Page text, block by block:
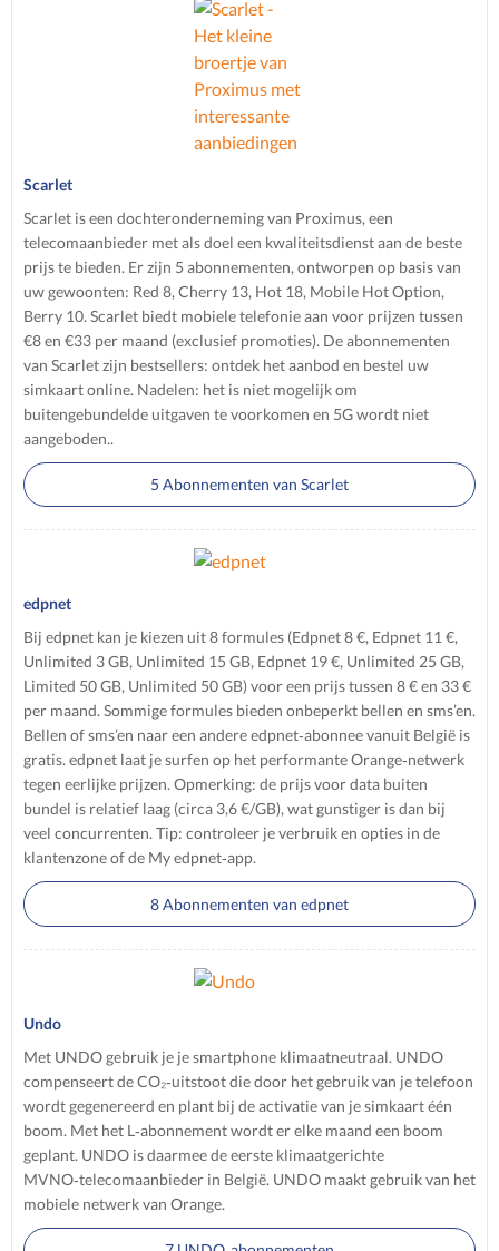
Scarlet
Scarlet is een dochteronderneming van Proximus, een
telecomaanbieder met als doel een kwaliteitsdienst aan de beste
prijs te bieden. Er zijn 5 abonnementen, ontworpen op basis van
uw gewoonten: Red 8, Cherry 13, Hot 18, Mobile Hot Option,
Berry 10. Scarlet biedt mobiele telefonie aan voor prijzen tussen
€8 en €33 per maand (exclusief promoties). De abonnementen
van Scarlet zijn bestsellers: ontdek het aanbod en bestel uw
simkaart online. Nadelen: het is niet mogelijk om
buitengebundelde uitgaven te voorkomen en 5G wordt niet
aangeboden..
5 Abonnementen van Scarlet
edpnet
Bij edpnet kan je kiezen uit 8 formules (Edpnet 8 €, Edpnet 11 €,
Unlimited 3 GB, Unlimited 15 GB, Edpnet 19 €, Unlimited 25 GB,
Limited 50 GB, Unlimited 50 GB) voor een prijs tussen 8 € en 33 €
per maand. Sommige formules bieden onbeperkt bellen en sms’en.
Bellen of sms’en naar een andere edpnet‑abonnee vanuit België is
gratis. edpnet laat je surfen op het performante Orange‑netwerk
tegen eerlijke prijzen. Opmerking: de prijs voor data buiten
bundel is relatief laag (circa 3,6 €/GB), wat gunstiger is dan bij
veel concurrenten. Tip: controleer je verbruik en opties in de
klantenzone of de My edpnet‑app.
8 Abonnementen van edpnet
Undo
Met UNDO gebruik je je smartphone klimaatneutraal. UNDO
compenseert de CO₂‑uitstoot die door het gebruik van je telefoon
wordt gegenereerd en plant bij de activatie van je simkaart één
boom. Met het L‑abonnement wordt er elke maand een boom
geplant. UNDO is daarmee de eerste klimaatgerichte
MVNO‑telecomaanbieder in België. UNDO maakt gebruik van het
mobiele netwerk van Orange.